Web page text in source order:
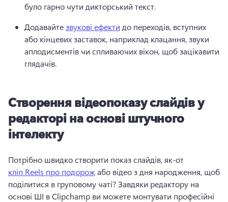
було гарно чути дикторський текст.
Додавайте звукові ефекти до переходів, вступних
або кінцевих заставок, наприклад клацання, звуки
аплодисментів чи спливаючих вікон, щоб зацікавити
глядачів.
Створення відеопоказу слайдів у
редакторі на основі штучного
інтелекту
Потрібно швидко створити показ слайдів, як-от
кліп Reels про подорож або відео з дня народження, щоб
поділитися в груповому чаті? Завдяки редактору на
основі ШІ в Clipchamp ви можете монтувати професійні